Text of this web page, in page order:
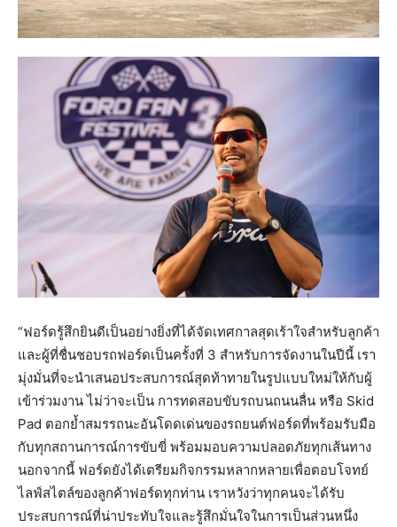
“ฟอร์ดรู้สึกยินดีเป็นอย่างยิ่งที่ได้จัดเทศกาลสุดเร้าใจสำหรับลูกค้า
และผู้ที่ชื่นชอบรถฟอร์ดเป็นครั้งที่ 3 สำหรับการจัดงานในปีนี้ เรา
มุ่งมั่นที่จะนำเสนอประสบการณ์สุดท้าทายในรูปแบบใหม่ให้กับผู้
เข้าร่วมงาน ไม่ว่าจะเป็น การทดสอบขับรถบนถนนลื่น หรือ Skid
Pad ตอกย้ำสมรรถนะอันโดดเด่นของรถยนต์ฟอร์ดที่พร้อมรับมือ
กับทุกสถานการณ์การขับขี่ พร้อมมอบความปลอดภัยทุกเส้นทาง
นอกจากนี้ ฟอร์ดยังได้เตรียมกิจกรรมหลากหลายเพื่อตอบโจทย์
ไลฟ์สไตล์ของลูกค้าฟอร์ดทุกท่าน เราหวังว่าทุกคนจะได้รับ
ประสบการณ์ที่น่าประทับใจและรู้สึกมั่นใจในการเป็นส่วนหนึ่ง